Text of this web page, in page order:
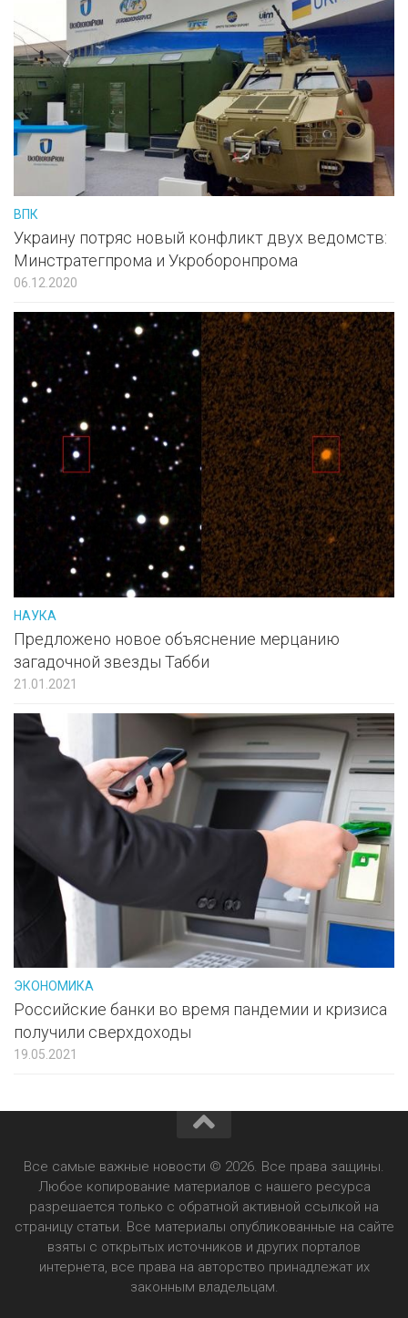
ВПК
Украину потряс новый конфликт двух ведомств:
Минстратегпрома и Укроборонпрома
06.12.2020
НАУКА
Предложено новое объяснение мерцанию
загадочной звезды Табби
21.01.2021
ЭКОНОМИКА
Российские банки во время пандемии и кризиса
получили сверхдоходы
19.05.2021
Все самые важные новости © 2026. Все права защины.
Любое копирование материалов с нашего ресурса
разрешается только с обратной активной ссылкой на
страницу статьи. Все материалы опубликованные на сайте
взяты с открытых источников и других порталов
интернета, все права на авторство принадлежат их
законным владельцам.